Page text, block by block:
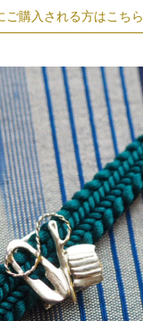
ご購入される方はこちら